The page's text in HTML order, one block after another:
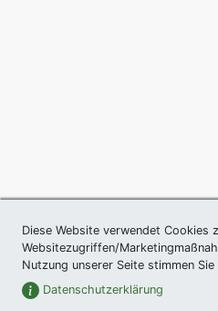
Diese Website verwendet Cookies
Websitezugriffen/
Nutzung unserer Seite stimmen
Datenschutzerklärung